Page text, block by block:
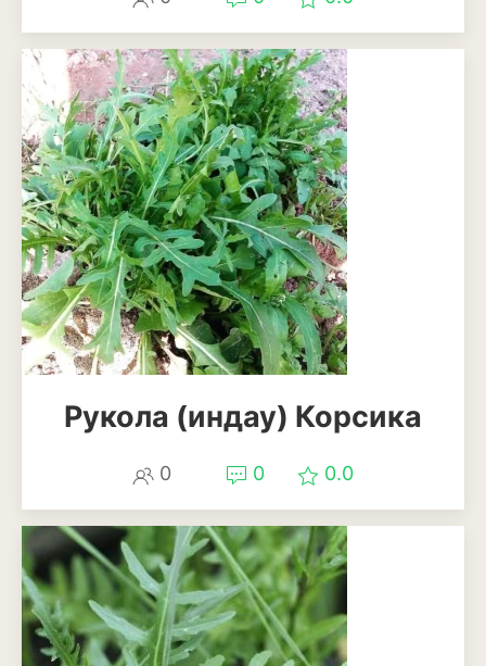
Клематисы
Крокус
Лапчатка
Лилейник
Лилии
Лобелия
Магнолия
Нарциссы
Настурция
Очиток или седум
Пеларгония
Петуния
Пионы
Рукола (индау) Корсика
0 0 0.0